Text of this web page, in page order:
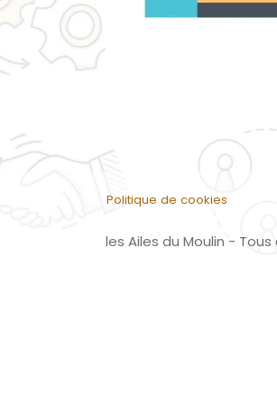
Politique de cookies
les Ailes du Moulin -